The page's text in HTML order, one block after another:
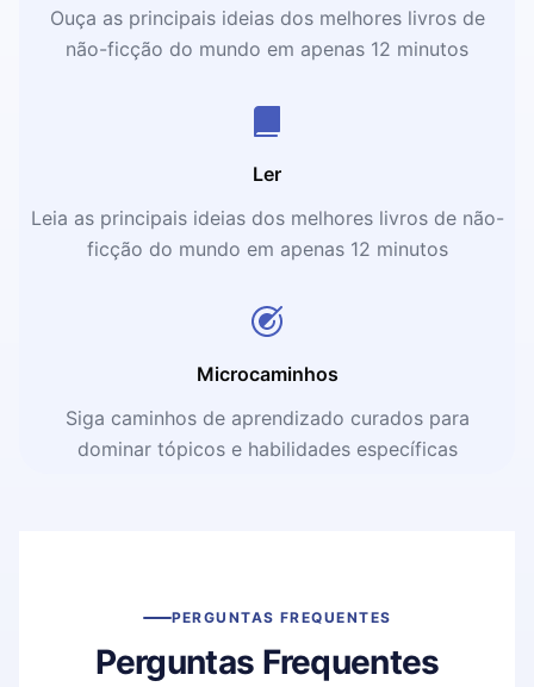
Ouça as principais ideias dos melhores livros de
não-ficção do mundo em apenas 12 minutos
Ler
Leia as principais ideias dos melhores livros de não-
ficção do mundo em apenas 12 minutos
Microcaminhos
Siga caminhos de aprendizado curados para
dominar tópicos e habilidades específicas
PERGUNTAS FREQUENTES
Perguntas Frequentes